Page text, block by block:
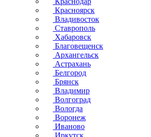
Красноярск
Владивосток
Ставрополь
Хабаровск
Благовещенск
Архангельск
Астрахань
Белгород
Брянск
Владимир
Волгоград
Вологда
Воронеж
Иваново
Иркутск